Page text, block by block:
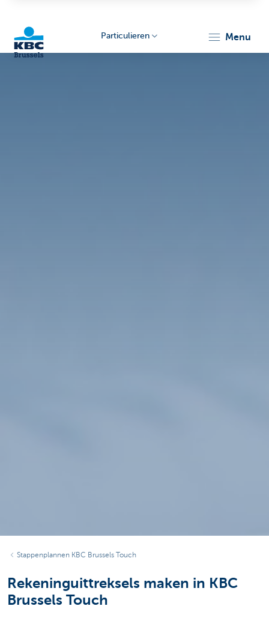
Particulieren menu
Stappenplannen KBC Brussels Touch
Rekeninguittreksels maken in KBC
Brussels Touch